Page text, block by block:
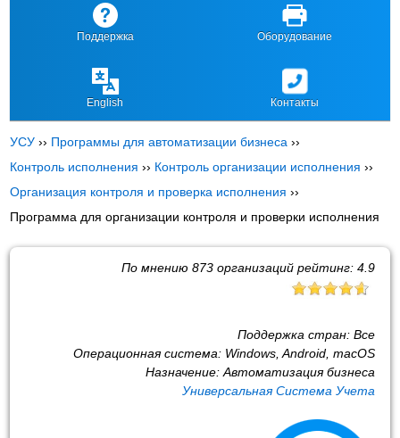
Поддержка Оборудование
English Контакты
УСУ ›› Программы для автоматизации бизнеса ››
Контроль исполнения ›› Контроль организации исполнения ››
Организация контроля и проверка исполнения ››
Программа для организации контроля и проверки исполнения
По мнению 873организаций рейтинг: 4.9
Поддержка стран: Все
Операционная система: Windows, Android, macOS
Назначение: Автоматизация бизнеса
Универсальная Система Учета